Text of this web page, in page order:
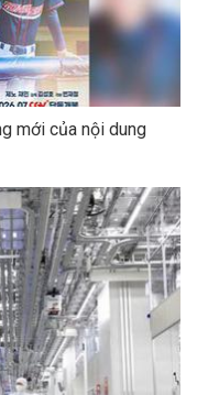
mới của nội dung